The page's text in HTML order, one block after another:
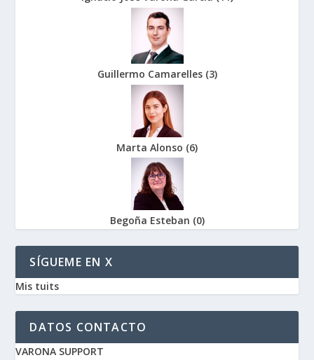
Guillermo Camarelles (3)
Marta Alonso (6)
Begoña Esteban (0)
SÍGUEME EN X
Mis tuits
DATOS CONTACTO
VARONA SUPPORT